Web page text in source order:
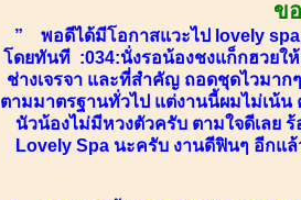
ข
” พอดีได้มีโอกาสแวะไป lovely
โดยทันที :034:นั่งรอน้องชงแก็กฮวยใ
ช่างเจรจา และที่สำคัญ ถอดชุดไวมา
ตามมาตรฐานทั่วไป แต่งานนี้ผมไม่เน้น
นัวน้องไม่มีหวงตัวครับ ตามใจดีเลย
Lovely Spa นะครับ งานดีฟินๆ อีก